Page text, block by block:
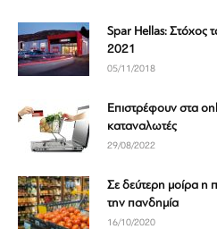
Spar Hellas: Στόχος
2021
05/11/2018
Επιστρέφουν στα
καταναλωτές
29/08/2022
Σε δεύτερη μοίρα η
την πανδημία
16/10/2020